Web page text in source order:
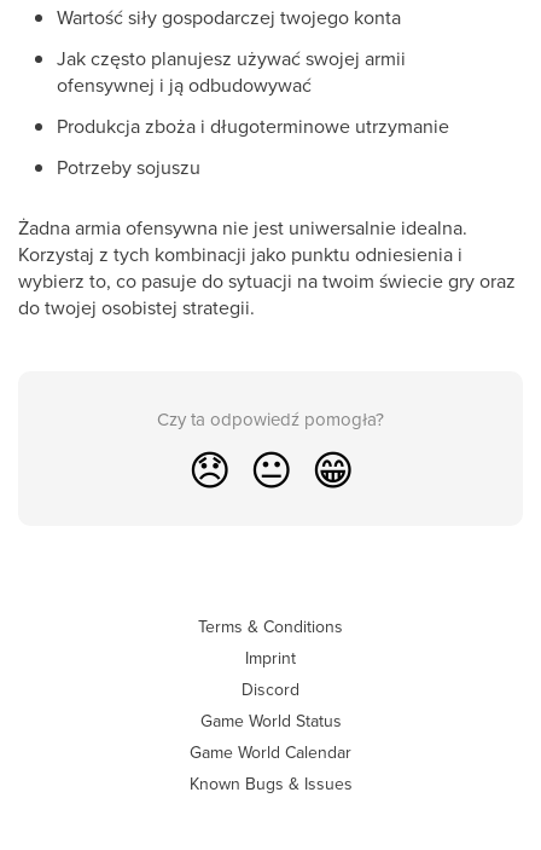
Wartość siły gospodarczej twojego konta
Jak często planujesz używać swojej armii
ofensywnej i ją odbudowywać
Produkcja zboża i długoterminowe utrzymanie
Potrzeby sojuszu
Żadna armia ofensywna nie jest uniwersalnie idealna.
Korzystaj z tych kombinacji jako punktu odniesienia i
wybierz to, co pasuje do sytuacji na twoim świecie gry oraz
do twojej osobistej strategii.
Czy ta odpowiedź pomogła?
😞 😐 😁
Terms & Conditions
Imprint
Discord
Game World Status
Game World Calendar
Known Bugs & Issues